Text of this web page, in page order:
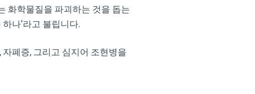
화학물질을 파괴하는 것을 돕는
나'라고 불립니다.
폐증, 그리고 심지어 조현병을
×